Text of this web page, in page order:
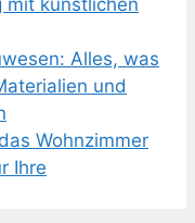
mit künstlichen
Alles, was
und
Wohnzimmer
Ihre